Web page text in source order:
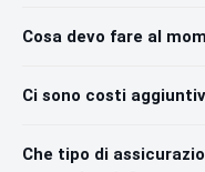
Cosa devo fare al
Ci sono costi
Che tipo di